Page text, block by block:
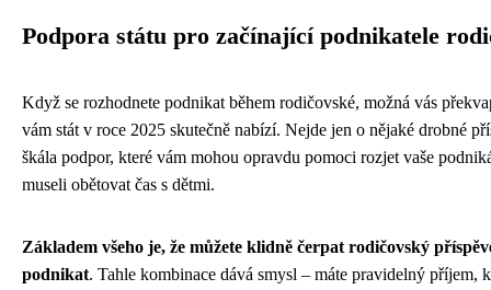
Podpora státu pro začínající podnikatele
Když se rozhodnete podnikat během rodičovské, možná vás
vám stát v roce 2025 skutečně nabízí. Nejde jen o nějaké drobné
škála podpor, které vám mohou opravdu pomoci rozjet vaše
museli obětovat čas s dětmi.
Základem všeho je, že můžete klidně čerpat rodičovský
podnikat. Tahle kombinace dává smysl – máte pravidelný příjem,